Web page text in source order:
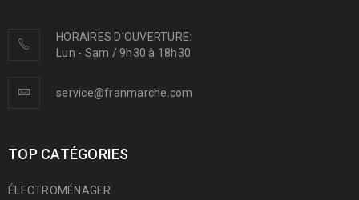
HORAIRES D'OUVERTURE:
Lun - Sam / 9h30 à 18h30
service@franmarche.com
TOP CATÉGORIES
ÉLECTROMÉNAGER